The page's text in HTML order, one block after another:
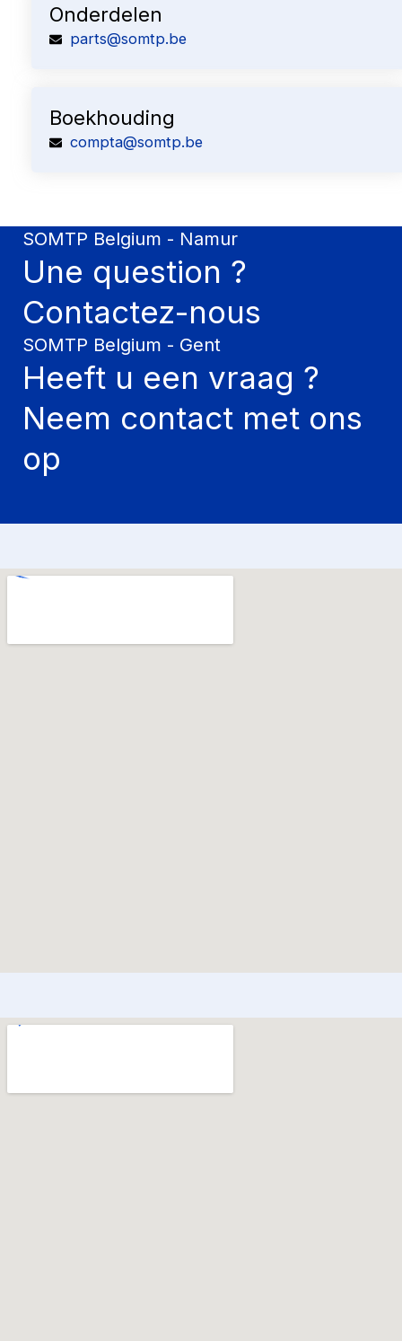
Onderdelen
parts@somtp.be
Boekhouding
compta@somtp.be
SOMTP Belgium - Namur
Une question ?
Contactez-nous
SOMTP Belgium - Gent
Heeft u een vraag ?
Neem contact met ons
op